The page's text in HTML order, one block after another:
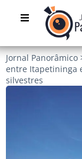
Jornal Panorâmico
entre Itapetininga
silvestres